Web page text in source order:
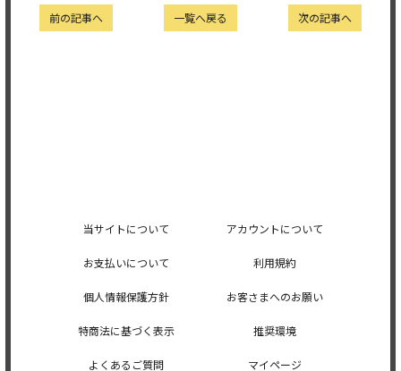
次の記事へ
一覧へ戻る
前の記事へ
当サイトについて アカウントについて
お支払いについて 利用規約
個人情報保護方針 お客さまへのお願い
特商法に基づく表示 推奨環境
よくあるご質問 マイページ